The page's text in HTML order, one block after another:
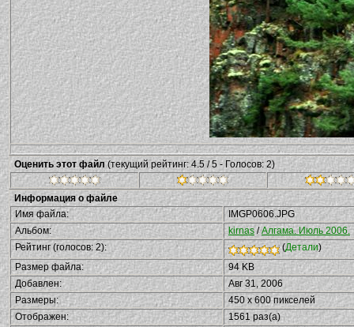
Оценить этот файл(текущий рейтинг: 4.5 / 5 - Голосов: 2)
Информация о файле
Имя файла:
IMGP0606.JPG
Альбом:
kirnas /Алгама. Июль 2006.
Рейтинг (голосов: 2):
(Детали)
Размер файла:
94 KB
Добавлен:
Авг 31, 2006
Размеры:
450 x 600 пикселей
Отображен:
1561 раз(а)